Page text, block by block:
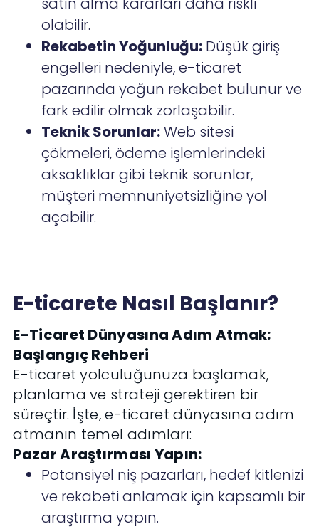
olabilir.
Rekabetin Yoğunluğu: Düşük giriş
engelleri nedeniyle, e-ticaret
pazarında yoğun rekabet bulunur ve
fark edilir olmak zorlaşabilir.
Teknik Sorunlar:Web sitesi
çökmeleri, ödeme işlemlerindeki
aksaklıklar gibi teknik sorunlar,
müşteri memnuniyetsizliğine yol
açabilir.
E-ticarete Nasıl Başlanır?
E-Ticaret Dünyasına Adım Atmak:
Başlangıç Rehberi
E-ticaret yolculuğunuza başlamak,
planlama ve strateji gerektiren bir
süreçtir. İşte, e-ticaret dünyasına adım
atmanın temel adımları:
Pazar Araştırması Yapın:
Potansiyel niş pazarları, hedef kitlenizi
ve rekabeti anlamak için kapsamlı bir
araştırma yapın.